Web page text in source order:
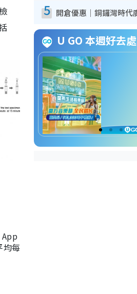
均每
5
U GO 本週好去處